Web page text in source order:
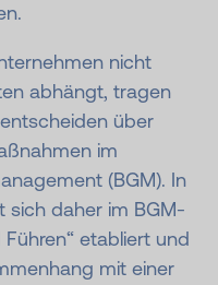
nicht
abhängt, tragen
über
im
(BGM). In
sich daher im BGM-
etabliert und
mit einer